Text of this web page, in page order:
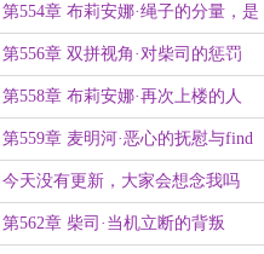
第554章 布莉安娜·绳子的分量，是
一条命
第556章 双拼视角·对柴司的惩罚
第558章 布莉安娜·再次上楼的人
第559章 麦明河·恶心的抚慰与find
my
今天没有更新，大家会想念我吗
第562章 柴司·当机立断的背叛